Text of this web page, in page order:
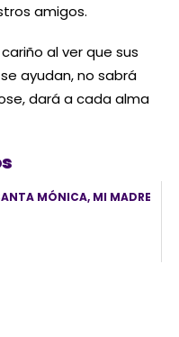
amigos.
al ver que sus
ayudan, no sabrá
dará a cada alma
MÓNICA, MI MADRE